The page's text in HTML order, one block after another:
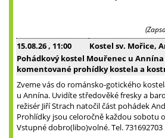
15.08.26 , 11:00
Kostel sv. Mořice,
Pohádkový kostel Mouřenec u Annína
komentované prohídky kostela a
Zveme vás do románsko-gotického
u Annína. Uvidíte středověké fresky a
režisér Jiří Strach natočil část pohádek
Prohlídky jsou celoročně každou sobotu
Vstupné dobro(libo)volné. Tel. 731692703